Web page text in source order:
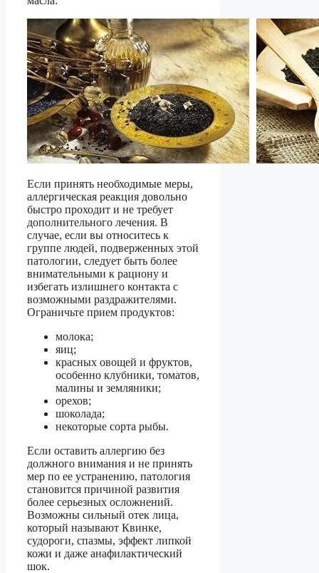
Если принять необходимые меры,
аллергическая реакция довольно
быстро проходит и не требует
дополнительного лечения. В
случае, если вы относитесь к
группе людей, подверженных этой
патологии, следует быть более
внимательными к рациону и
избегать излишнего контакта с
возможными раздражителями.
Ограничьте прием продуктов:
молока;
яиц;
красных овощей и фруктов,
особенно клубники, томатов,
малины и земляники;
орехов;
шоколада;
некоторые сорта рыбы.
Если оставить аллергию без
должного внимания и не принять
мер по ее устранению, патология
становится причиной развития
более серьезных осложнений.
Возможны сильный отек лица,
который называют Квинке,
судороги, спазмы, эффект липкой
кожи и даже анафилактический
шок.